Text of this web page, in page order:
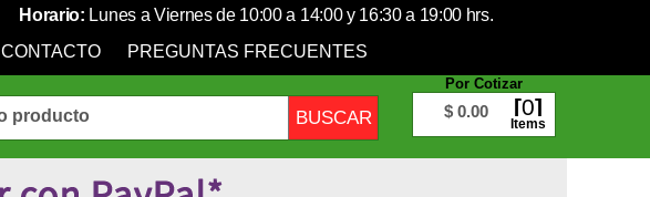
Horario: Lunes a Viernes de 10:00 a 14:00 y 16:30 a 19:00 hrs.
CONTACTO PREGUNTAS FRECUENTES
Por Cotizar
$ 0.00 0
Items